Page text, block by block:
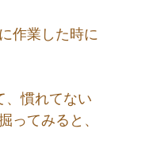
作業した時に
、慣れてない
ってみると、